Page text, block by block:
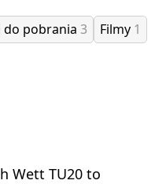
do pobrania 3 Filmy 1
Wett TU20 to